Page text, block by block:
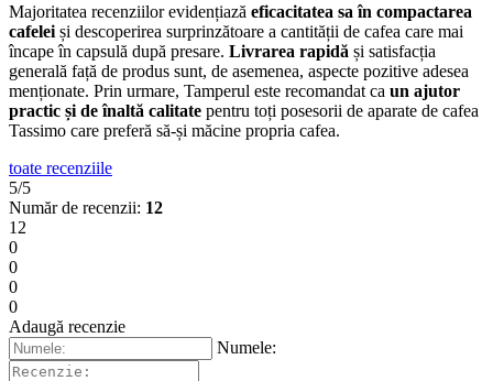
Majoritatea recenziilor evidențiază eficacitatea sa în compactarea
cafelei și descoperirea surprinzătoare a cantității de cafea care mai
încape în capsulă după presare. Livrarea rapidă și satisfacția
generală față de produs sunt, de asemenea, aspecte pozitive adesea
menționate. Prin urmare, Tamperul este recomandat ca un ajutor
practic și de înaltă calitate pentru toți posesorii de aparate de cafea
Tassimo care preferă să-și măcine propria cafea.
toate recenziile
5/5
Număr de recenzii: 12
12
0
0
0
0
Adaugă recenzie
Numele: